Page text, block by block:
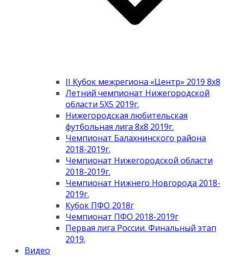
II Кубок межрегиона «Центр» 2019 8х8
Летний чемпионат Нижегородской
области 5Х5 2019г.
Нижегородская любительская
футбольная лига 8х8 2019г.
Чемпионат Балахнинского района
2018-2019г.
Чемпионат Нижегородской области
2018-2019г.
Чемпионат Нижнего Новгорода 2018-
2019г.
Кубок ПФО 2018г
Чемпионат ПФО 2018-2019г
Первая лига России. Финальный этап
2019.
Видео